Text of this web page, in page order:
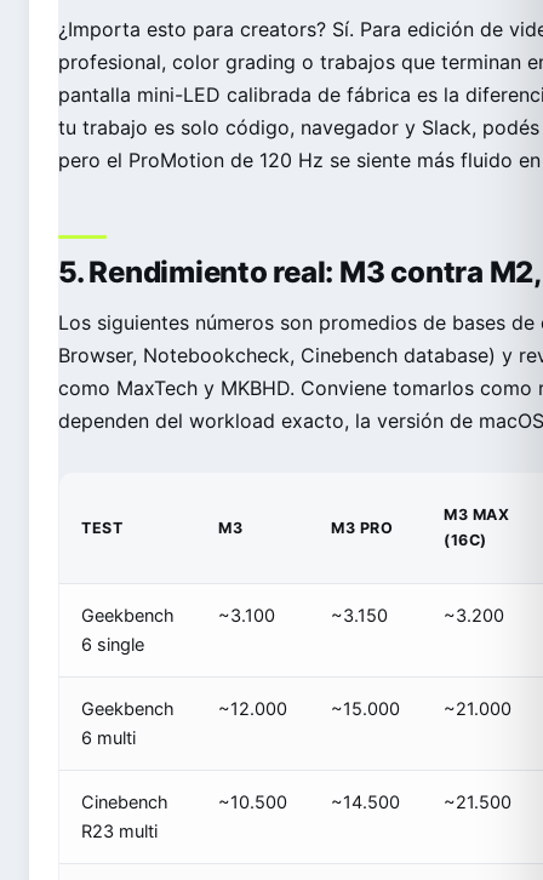
¿Importa esto para creators? Sí. Para edición de
profesional, color grading o trabajos que terminan
pantalla mini-LED calibrada de fábrica es la
tu trabajo es solo código, navegador y Slack,
pero el ProMotion de 120 Hz se siente más fluido
5. Rendimiento real: M3 contra
Los siguientes números son promedios de bases
Browser, Notebookcheck, Cinebench database) y
como MaxTech y MKBHD. Conviene tomarlos
dependen del workload exacto, la versión de
TEST M3 M3 PRO
M3 MAX
(16C)
Geekbench
6 single
~3.100 ~3.150 ~3.200
Geekbench
6 multi
~12.000 ~15.000 ~21.000
Cinebench
R23 multi
~10.500 ~14.500 ~21.500